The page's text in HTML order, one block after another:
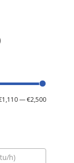
—€2,500